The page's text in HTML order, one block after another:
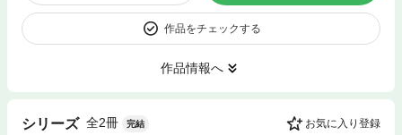
作品をチェックする
作品情報へ
シリーズ 全2冊 完結 お気に入り登録